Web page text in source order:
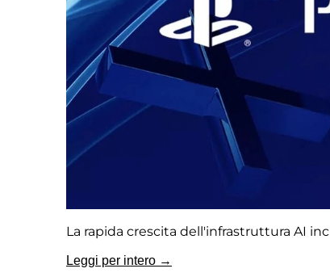
La rapida crescita dell'infrastruttura AI
Leggi per intero →